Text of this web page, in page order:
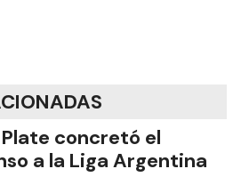
Plate concretó el
a la Liga Argentina